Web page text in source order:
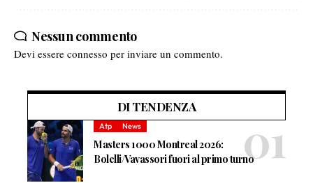
Nessun commento
Devi essere connesso per inviare un commento.
DI TENDENZA
Atp News
Masters 1000 Montreal 2026:
Bolelli/Vavassori fuori al primo turno